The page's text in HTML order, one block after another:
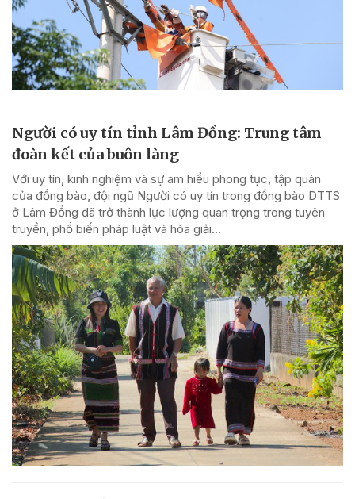
Người có uy tín tỉnh Lâm Đồng: Trung tâm
đoàn kết của buôn làng
Với uy tín, kinh nghiệm và sự am hiểu phong tục, tập quán
của đồng bào, đội ngũ Người có uy tín trong đồng bào DTTS
ở Lâm Đồng đã trở thành lực lượng quan trọng trong tuyên
truyền, phổ biến pháp luật và hòa giải...